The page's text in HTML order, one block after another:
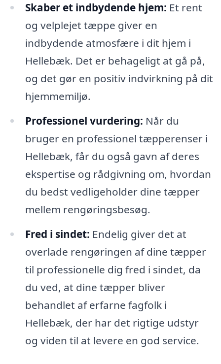
Skaber et indbydende hjem: Et rent
og velplejet tæppe giver en
indbydende atmosfære i dit hjem i
Hellebæk. Det er behageligt at gå på,
og det gør en positiv indvirkning på dit
hjemmemiljø.
Professionel vurdering: Når du
bruger en professionel tæpperenser i
Hellebæk, får du også gavn af deres
ekspertise og rådgivning om, hvordan
du bedst vedligeholder dine tæpper
mellem rengøringsbesøg.
Fred i sindet: Endelig giver det at
overlade rengøringen af dine tæpper
til professionelle dig fred i sindet, da
du ved, at dine tæpper bliver
behandlet af erfarne fagfolk i
Hellebæk, der har det rigtige udstyr
og viden til at levere en god service.